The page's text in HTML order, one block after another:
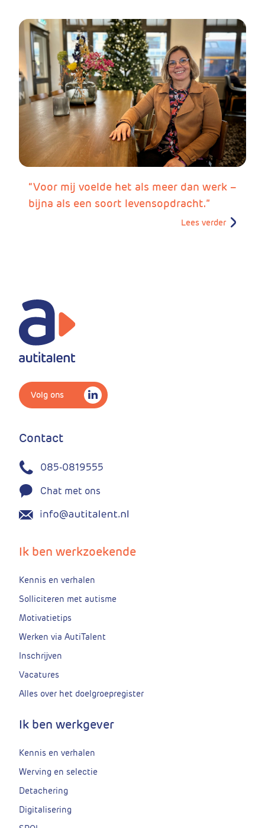
“Voor mij voelde het als meer dan werk –
bijna als een soort levensopdracht.”
Lees verder
Volg ons
Contact
085-0819555
Chat met ons
Ik ben werkzoekende
Kennis en verhalen
Solliciteren met autisme
Motivatietips
Werken via AutiTalent
Inschrijven
Vacatures
Alles over het doelgroepregister
Ik ben werkgever
Kennis en verhalen
Werving en selectie
Detachering
Digitalisering